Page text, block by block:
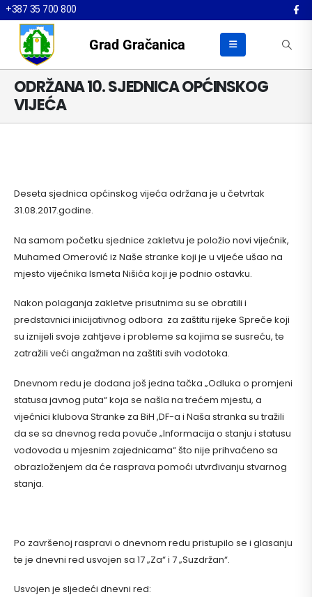
+387 35 700 800
Grad Gračanica
ODRŽANA 10. SJEDNICA OPĆINSKOG
VIJEĆA
Deseta sjednica općinskog vijeća održana je u četvrtak
31.08.2017.godine.
Na samom početku sjednice zakletvu je položio novi vijećnik,
Muhamed Omerović iz Naše stranke koji je u vijeće ušao na
mjesto vijećnika Ismeta Nišića koji je podnio ostavku.
Nakon polaganja zakletve prisutnima su se obratili i
predstavnici inicijativnog odbora za zaštitu rijeke Spreče koji
su iznijeli svoje zahtjeve i probleme sa kojima se susreću, te
zatražili veći angažman na zaštiti svih vodotoka.
Dnevnom redu je dodana još jedna tačka „Odluka o promjeni
statusa javnog puta“ koja se našla na trećem mjestu, a
vijećnici klubova Stranke za BiH ,DF-a i Naša stranka su tražili
da se sa dnevnog reda povuče „Informacija o stanju i statusu
vodovoda u mjesnim zajednicama“ što nije prihvaćeno sa
obrazloženjem da će rasprava pomoći utvrđivanju stvarnog
stanja.
Po završenoj raspravi o dnevnom redu pristupilo se i glasanju
te je dnevni red usvojen sa 17 „Za“ i 7 „Suzdržan“.
Usvojen je sljedeći dnevni red: